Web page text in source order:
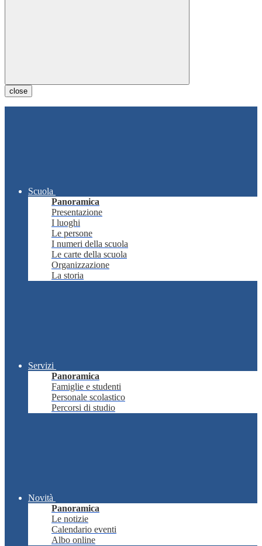
close
Scuola
Panoramica
Presentazione
I luoghi
Le persone
I numeri della scuola
Le carte della scuola
Organizzazione
La storia
Servizi
Panoramica
Famiglie e studenti
Personale scolastico
Percorsi di studio
Novità
Panoramica
Le notizie
Calendario eventi
Albo online